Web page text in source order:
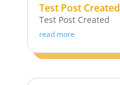
Test Post Created
Test Post Created
read more